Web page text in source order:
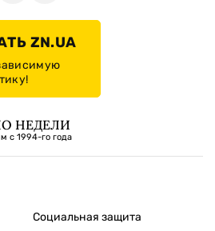
ZN.UA
НЕДЕЛИ
с 1994-го года
Социальная защита